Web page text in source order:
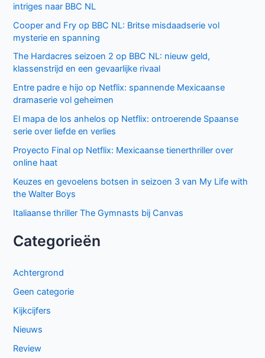
intriges naar BBC NL
Cooper and Fry op BBC NL: Britse misdaadserie vol
mysterie en spanning
The Hardacres seizoen 2 op BBC NL: nieuw geld,
klassenstrijd en een gevaarlijke rivaal
Entre padre e hijo op Netflix: spannende Mexicaanse
dramaserie vol geheimen
El mapa de los anhelos op Netflix: ontroerende Spaanse
serie over liefde en verlies
Proyecto Final op Netflix: Mexicaanse tienerthriller over
online haat
Keuzes en gevoelens botsen in seizoen 3 van My Life with
the Walter Boys
Italiaanse thriller The Gymnasts bij Canvas
Categorieën
Achtergrond
Geen categorie
Kijkcijfers
Nieuws
Review